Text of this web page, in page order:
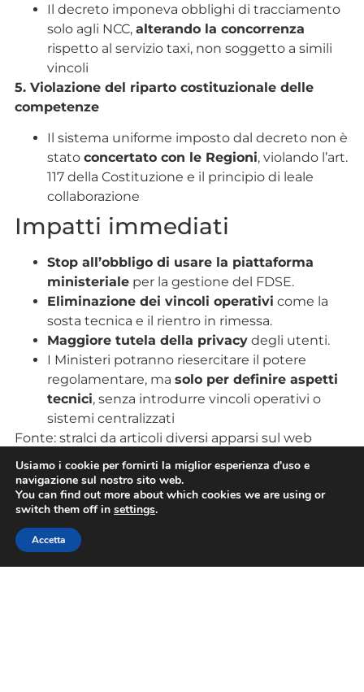
Il decreto imponeva obblighi di tracciamento
solo agli NCC, alterando la concorrenza
rispetto al servizio taxi, non soggetto a simili
vincoli
5. Violazione del riparto costituzionale delle
competenze
Il sistema uniforme imposto dal decreto non è
stato concertato con le Regioni, violando l’art.
117 della Costituzione e il principio di leale
collaborazione
Impatti immediati
Stop all’obbligo di usare la piattaforma
ministerialeper la gestione del FDSE.
Eliminazione dei vincoli operativi come la
sosta tecnica e il rientro in rimessa.
Maggiore tutela della privacydegli utenti.
I Ministeri potranno riesercitare il potere
regolamentare, ma solo per definire aspetti
tecnici, senza introdurre vincoli operativi o
sistemi centralizzati
Fonte: stralci da articoli diversi apparsi sul web
L’articoloFOGLIO DI SERVIZIO ELETTRONICO: IL
TAR ANNULLA IL DECRETO SALVINI E DETTA LE
REGOLE PER UNA RIFORMA EQUILIBRATA DEL
SETTORE NCC
Usiamo i cookie per fornirti la miglior esperienza d'uso e
navigazione sul nostro sito web.
You can find out more about which cookies we are using or
switch them off in settings.
Accetta